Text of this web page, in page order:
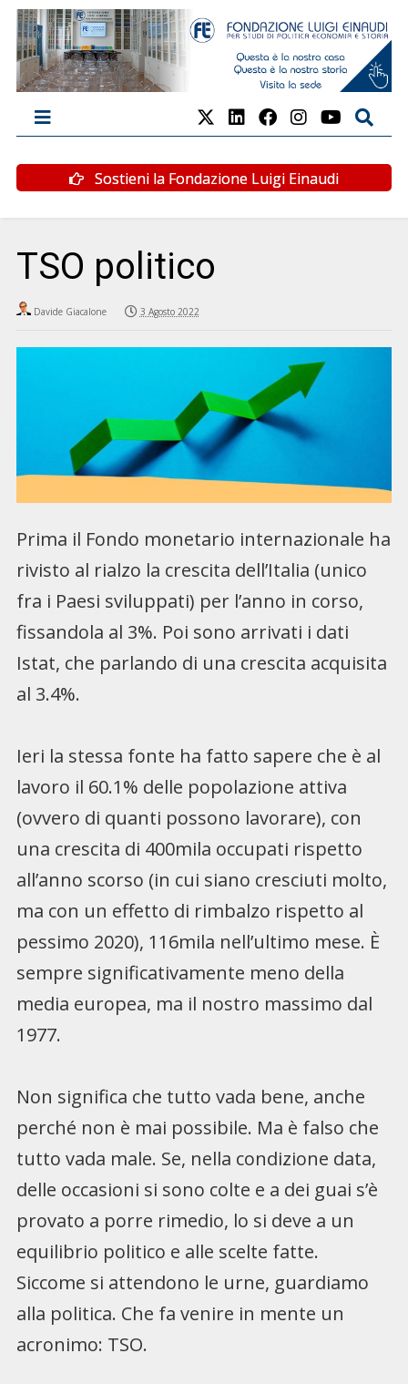
Sostieni la Fondazione Luigi Einaudi
TSO politico
Davide Giacalone 3 Agosto 2022
Prima il Fondo monetario internazionale ha
rivisto al rialzo la crescita dell’Italia (unico
fra i Paesi sviluppati) per l’anno in corso,
fissandola al 3%. Poi sono arrivati i dati
Istat, che parlando di una crescita acquisita
al 3.4%.
Ieri la stessa fonte ha fatto sapere che è al
lavoro il 60.1% delle popolazione attiva
(ovvero di quanti possono lavorare), con
una crescita di 400mila occupati rispetto
all’anno scorso (in cui siano cresciuti molto,
ma con un effetto di rimbalzo rispetto al
pessimo 2020), 116mila nell’ultimo mese. È
sempre significativamente meno della
media europea, ma il nostro massimo dal
1977.
Non significa che tutto vada bene, anche
perché non è mai possibile. Ma è falso che
tutto vada male. Se, nella condizione data,
delle occasioni si sono colte e a dei guai s’è
provato a porre rimedio, lo si deve a un
equilibrio politico e alle scelte fatte.
Siccome si attendono le urne, guardiamo
alla politica. Che fa venire in mente un
acronimo: TSO.